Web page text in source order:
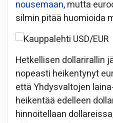
nousemaan, mutta
silmin pitää huomioida
Hetkellisen dollarirallin
nopeasti heikentynyt
että Yhdysvaltojen
heikentää edelleen
hinnoitellaan